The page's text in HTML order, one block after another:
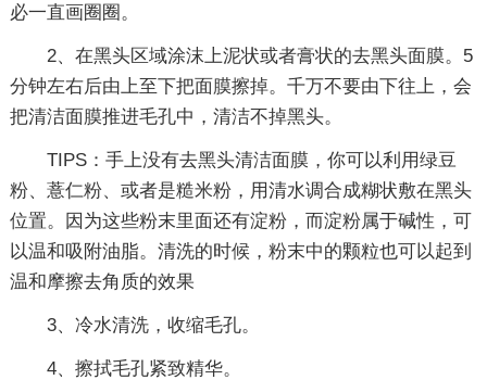
必一直画圈圈。
2、在黑头区域涂沫上泥状或者膏状的去黑头面膜。5
分钟左右后由上至下把面膜擦掉。千万不要由下往上，会
把清洁面膜推进毛孔中，清洁不掉黑头。
TIPS：手上没有去黑头清洁面膜，你可以利用绿豆
粉、薏仁粉、或者是糙米粉，用清水调合成糊状敷在黑头
位置。因为这些粉末里面还有淀粉，而淀粉属于碱性，可
以温和吸附油脂。清洗的时候，粉末中的颗粒也可以起到
温和摩擦去角质的效果
3、冷水清洗，收缩毛孔。
4、擦拭毛孔紧致精华。